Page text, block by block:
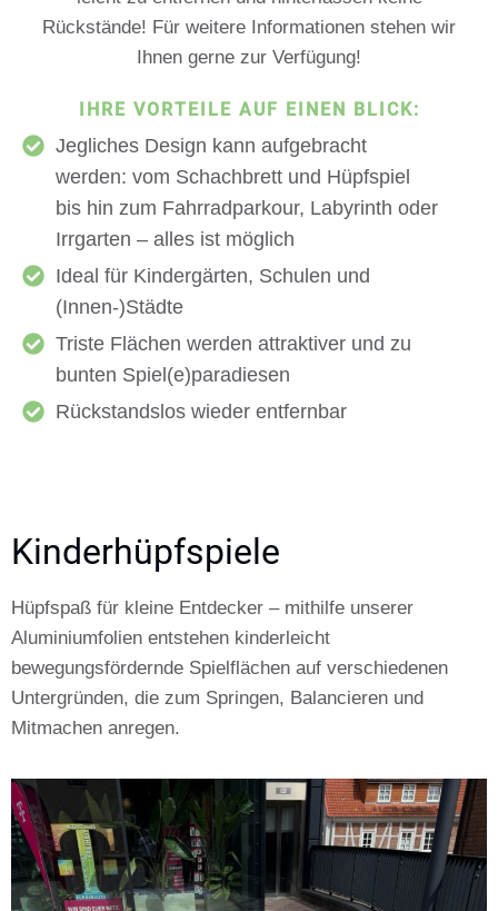
Rückstände! Für weitere Informationen stehen wir
Ihnen gerne zur Verfügung!
IHRE VORTEILE AUF EINEN BLICK:
Jegliches Design kann aufgebracht
werden: vom Schachbrett und Hüpfspiel
bis hin zum Fahrradparkour, Labyrinth oder
Irrgarten – alles ist möglich
Ideal für Kindergärten, Schulen und
(Innen-)Städte
Triste Flächen werden attraktiver und zu
bunten Spiel(e)paradiesen
Rückstandslos wieder entfernbar
Kinderhüpfspiele
Hüpfspaß für kleine Entdecker – mithilfe unserer
Aluminiumfolien entstehen kinderleicht
bewegungsfördernde Spielflächen auf verschiedenen
Untergründen, die zum Springen, Balancieren und
Mitmachen anregen.